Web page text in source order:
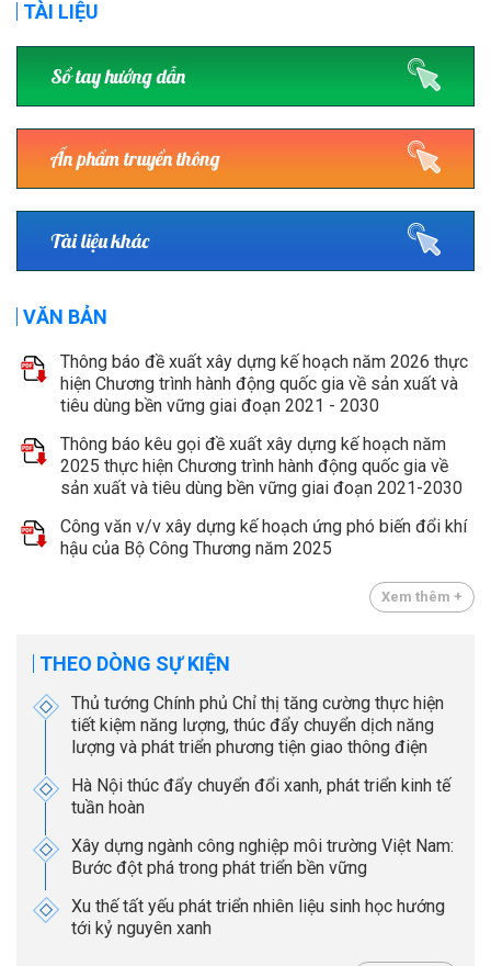
TÀI LIỆU
Sổ tay hướng dẫn
Ấn phẩm truyền thông
Tài liệu khác
VĂN BẢN
Thông báo đề xuất xây dựng kế hoạch năm 2026 thực
hiện Chương trình hành động quốc gia về sản xuất và
tiêu dùng bền vững giai đoạn 2021 - 2030
Thông báo kêu gọi đề xuất xây dựng kế hoạch năm
2025 thực hiện Chương trình hành động quốc gia về
sản xuất và tiêu dùng bền vững giai đoạn 2021-2030
Công văn v/v xây dựng kế hoạch ứng phó biến đổi khí
hậu của Bộ Công Thương năm 2025
Xem thêm +
THEO DÒNG SỰ KIỆN
Thủ tướng Chính phủ Chỉ thị tăng cường thực hiện
tiết kiệm năng lượng, thúc đẩy chuyển dịch năng
lượng và phát triển phương tiện giao thông điện
Hà Nội thúc đẩy chuyển đổi xanh, phát triển kinh tế
tuần hoàn
Xây dựng ngành công nghiệp môi trường Việt Nam:
Bước đột phá trong phát triển bền vững
Xu thế tất yếu phát triển nhiên liệu sinh học hướng
tới kỷ nguyên xanh